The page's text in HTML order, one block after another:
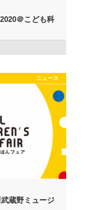
＠こども科
ニュース
蔵野ミュージ